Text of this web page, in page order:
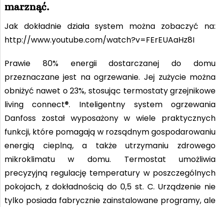
marznąć.
Jak dokładnie działa system można zobaczyć na:
http://www.youtube.com/watch?v=FErEUAaHz8I
Prawie 80% energii dostarczanej do domu
przeznaczane jest na ogrzewanie. Jej zużycie można
obniżyć nawet o 23%, stosując termostaty grzejnikowe
living connect®. Inteligentny system ogrzewania
Danfoss został wyposażony w wiele praktycznych
funkcji, które pomagają w rozsądnym gospodarowaniu
energią cieplną, a także utrzymaniu zdrowego
mikroklimatu w domu. Termostat umożliwia
precyzyjną regulację temperatury w poszczególnych
pokojach, z dokładnością do 0,5 st. C. Urządzenie nie
tylko posiada fabrycznie zainstalowane programy, ale